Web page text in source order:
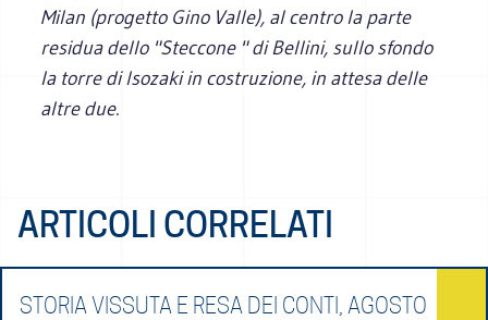
Milan (progetto Gino Valle), al centro la parte
residua dello "Steccone " di Bellini, sullo sfondo
la torre di Isozaki in costruzione, in attesa delle
altre due.
ARTICOLI CORRELATI
STORIA VISSUTA E RESA DEI CONTI, AGOSTO